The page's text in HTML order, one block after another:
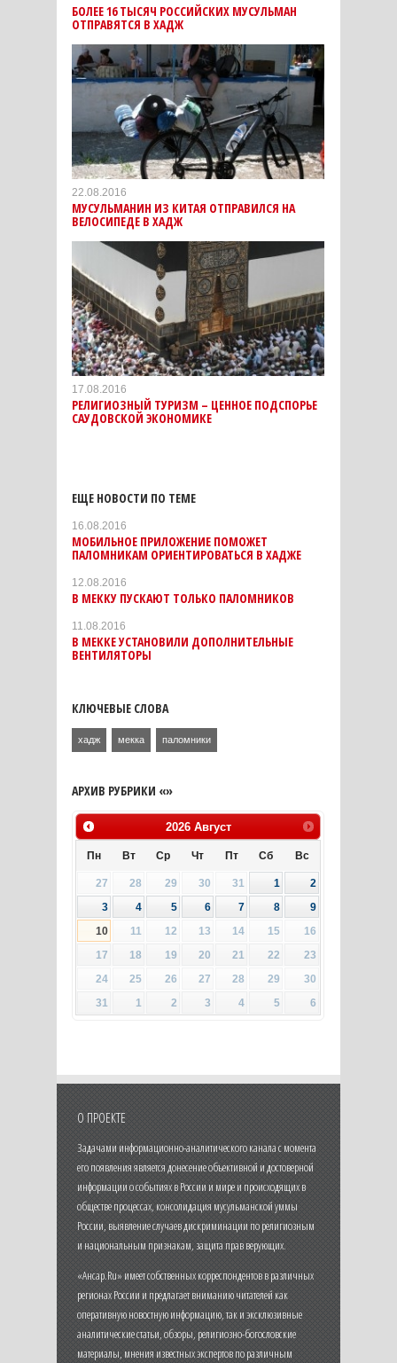
БОЛЕЕ 16 ТЫСЯЧ РОССИЙСКИХ МУСУЛЬМАН
ОТПРАВЯТСЯ В ХАДЖ
22.08.2016
МУСУЛЬМАНИН ИЗ КИТАЯ ОТПРАВИЛСЯ НА
ВЕЛОСИПЕДЕ В ХАДЖ
17.08.2016
РЕЛИГИОЗНЫЙ ТУРИЗМ – ЦЕННОЕ ПОДСПОРЬЕ
САУДОВСКОЙ ЭКОНОМИКЕ
ЕЩЕ НОВОСТИ ПО ТЕМЕ
16.08.2016
МОБИЛЬНОЕ ПРИЛОЖЕНИЕ ПОМОЖЕТ
ПАЛОМНИКАМ ОРИЕНТИРОВАТЬСЯ В ХАДЖЕ
12.08.2016
В МЕККУ ПУСКАЮТ ТОЛЬКО ПАЛОМНИКОВ
11.08.2016
В МЕККЕ УСТАНОВИЛИ ДОПОЛНИТЕЛЬНЫЕ
ВЕНТИЛЯТОРЫ
КЛЮЧЕВЫЕ СЛОВА
хадж мекка паломники
АРХИВ РУБРИКИ «»
2026 Август
Пн Вт Ср Чт Пт Сб Вс
27 28 29 30 31 1
2
3
4 5 6 7 8
9
10
11 12 13 14 15
16
17
18 19 20 21 22
23
24
25 26 27 28 29
30
31
1 2 3 4 5 6
О ПРОЕКТЕ
Задачами информационно-аналитического канала с момента
его появления является донесение объективной и достоверной
информации о событиях в России и мире и происходящих в
обществе процессах, консолидация мусульманской уммы
России, выявление случаев дискриминации по религиозным
и национальным признакам, защита прав верующих.
«Ансар.Ru» имеет собственных корреспондентов в различных
регионах России и предлагает вниманию читателей как
оперативную новостную информацию, так и эксклюзивные
аналитические статьи, обзоры, религиозно-богословские
материалы, мнения известных экспертов по различным